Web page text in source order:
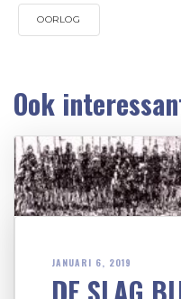
OORLOG
Ook
JANUARI 6, 2019